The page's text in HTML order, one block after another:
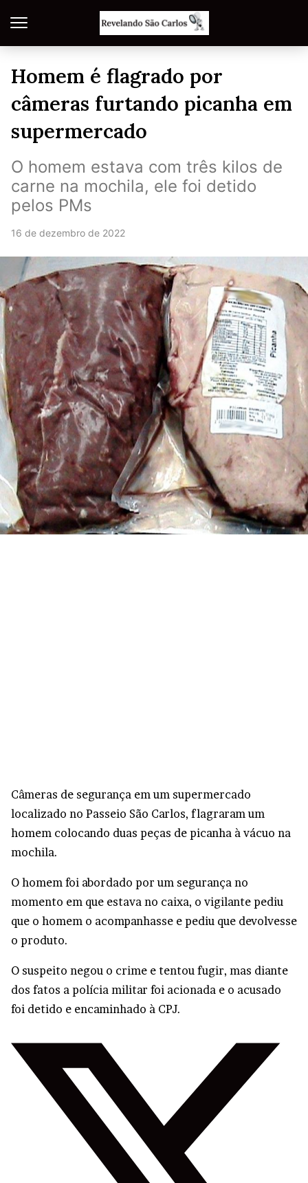
Homem é flagrado por
câmeras furtando picanha em
supermercado
O homem estava com três kilos de
carne na mochila, ele foi detido
pelos PMs
16 de dezembro de 2022
Câmeras de segurança em um supermercado
localizado no Passeio São Carlos, flagraram um
homem colocando duas peças de picanha à vácuo na
mochila.
O homem foi abordado por um segurança no
momento em que estava no caixa, o vigilante pediu
que o homem o acompanhasse e pediu que devolvesse
o produto.
O suspeito negou o crime e tentou fugir, mas diante
dos fatos a polícia militar foi acionada e o acusado
foi detido e encaminhado à CPJ.